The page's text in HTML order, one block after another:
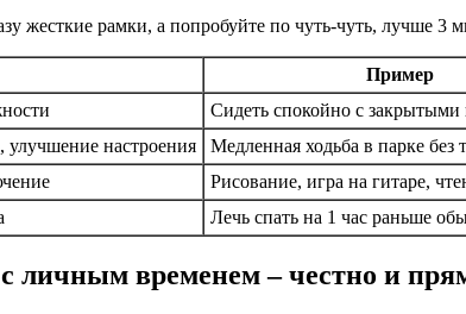
жесткие рамки, а попробуйте по чуть-чуть,
Пример
Сидеть спокойно с закрытыми
улучшение настроения
Медленная ходьба в парке без
Рисование, игра на гитаре,
Лечь спать на 1 час раньше
личным временем – честно и